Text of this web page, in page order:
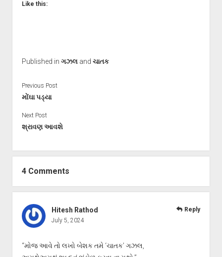
Like this:
Published in ગઝલand ચાતક
Previous Post
મોંઘા પડ્યા
Next Post
શ્રાવણ આવશે
4 Comments
Hitesh Rathod
July 5, 2024
“મોજ આવે તો લખો બેશક તમે ‘ચાતક’ ગઝલ,
Reply